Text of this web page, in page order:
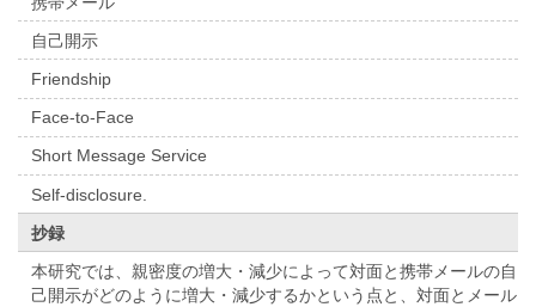
自己開示
Friendship
Face-to-Face
Short Message Service
Self-disclosure.
抄録
本研究では、親密度の増大・減少によって対面と携帯メールの自
己開示がどのように増大・減少するかという点と、対面とメール